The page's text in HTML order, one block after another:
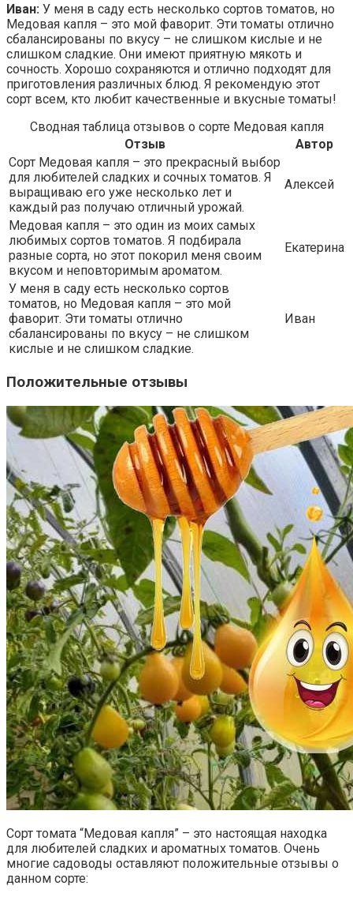
Иван: У меня в саду есть несколько сортов томатов, но
Медовая капля – это мой фаворит. Эти томаты отлично
сбалансированы по вкусу – не слишком кислые и не
слишком сладкие. Они имеют приятную мякоть и
сочность. Хорошо сохраняются и отлично подходят для
приготовления различных блюд. Я рекомендую этот
сорт всем, кто любит качественные и вкусные томаты!
Сводная таблица отзывов о сорте Медовая капля
Отзыв
Автор
Сорт Медовая капля – это прекрасный выбор
для любителей сладких и сочных томатов. Я
выращиваю его уже несколько лет и
каждый раз получаю отличный урожай.
Алексей
Медовая капля – это один из моих самых
любимых сортов томатов. Я подбирала
разные сорта, но этот покорил меня своим
вкусом и неповторимым ароматом.
Екатерина
У меня в саду есть несколько сортов
томатов, но Медовая капля – это мой
фаворит. Эти томаты отлично
сбалансированы по вкусу – не слишком
кислые и не слишком сладкие.
Иван
Положительные отзывы
Сорт томата “Медовая капля” – это настоящая находка
для любителей сладких и ароматных томатов. Очень
многие садоводы оставляют положительные отзывы о
данном сорте: